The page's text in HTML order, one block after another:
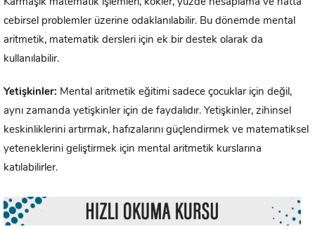
Karmaşık matematik işlemleri, kökler, yüzde hesaplama ve hatta
cebirsel problemler üzerine odaklanılabilir. Bu dönemde mental
aritmetik, matematik dersleri için ek bir destek olarak da
kullanılabilir.
Yetişkinler: Mental aritmetik eğitimi sadece çocuklar için değil,
aynı zamanda yetişkinler için de faydalıdır. Yetişkinler, zihinsel
keskinliklerini artırmak, hafızalarını güçlendirmek ve matematiksel
yeteneklerini geliştirmek için mental aritmetik kurslarına
katılabilirler.